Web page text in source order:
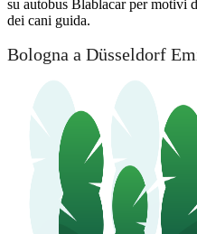
su autobus Blablacar per motivi
dei cani guida.
Bologna a Düsseldorf